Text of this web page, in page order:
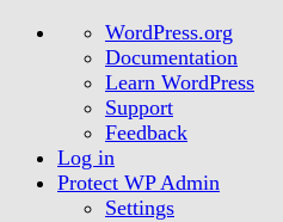
About
WordPress
WordPress.org
Documentation
Learn WordPress
Support
Feedback
Log in
Protect WP Admin
Settings